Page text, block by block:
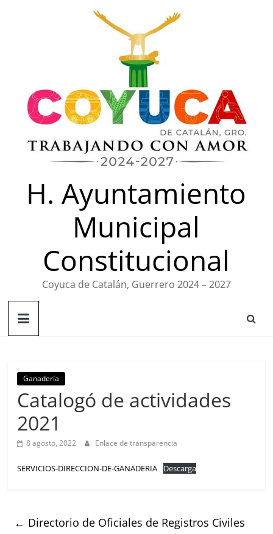
H. Ayuntamiento
Municipal
Constitucional
Coyuca de Catalán, Guerrero 2024 – 2027
Ganadería
Catalogó de actividades
2021
8 agosto, 2022 Enlace de transparencia
SERVICIOS-DIRECCION-DE-GANADERIA Descarga
← Directorio de Oficiales de Registros Civiles